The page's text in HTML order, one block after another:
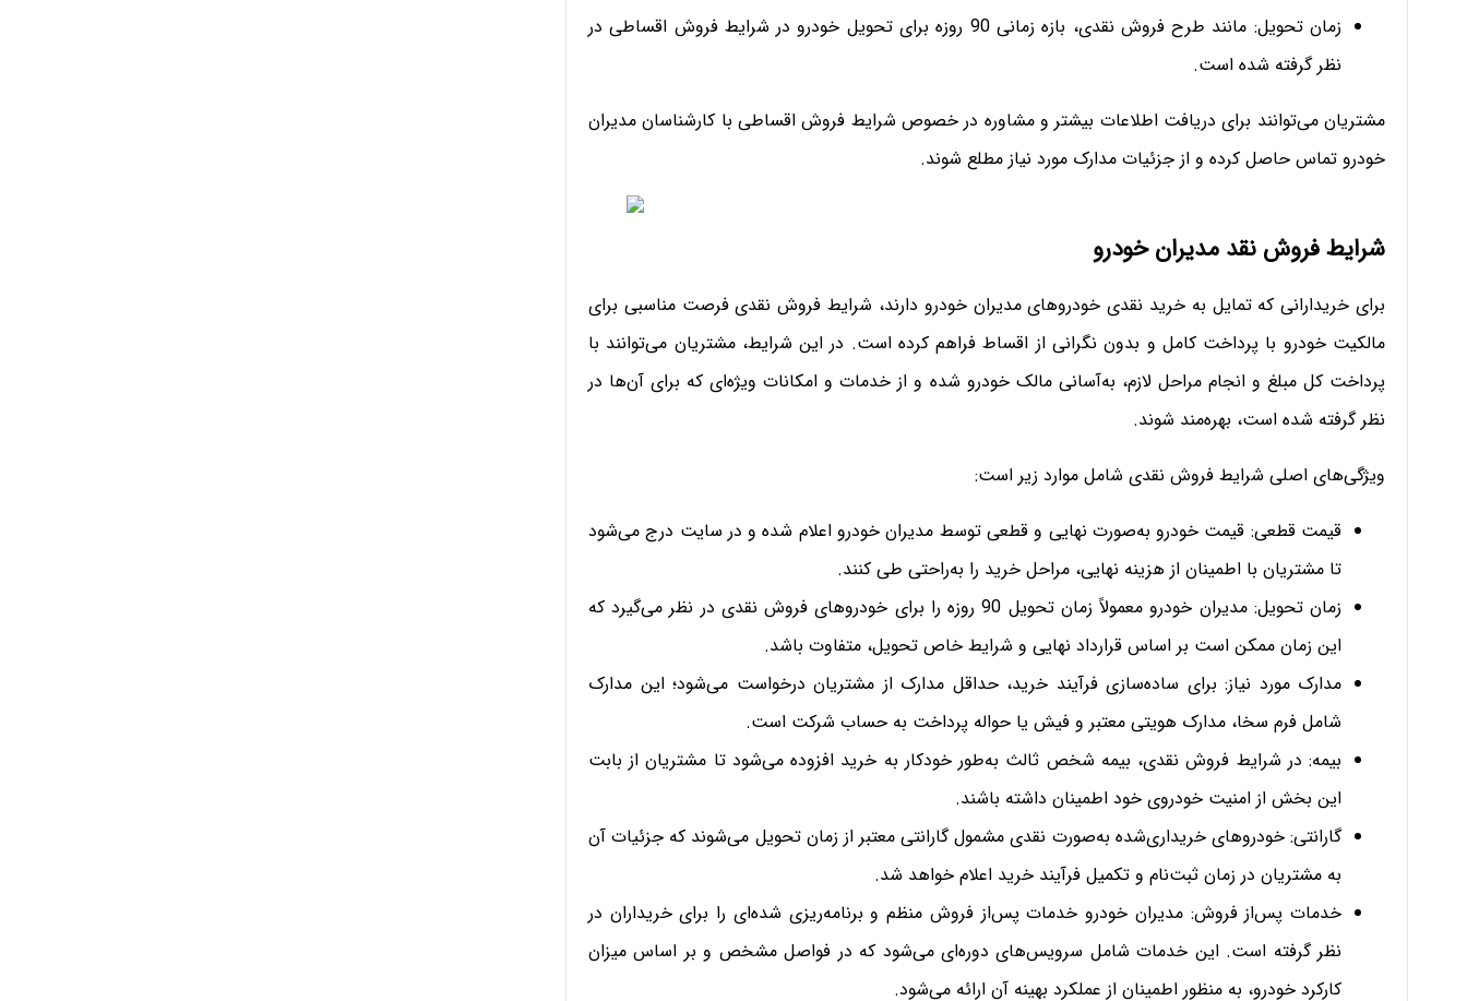
زمان تحویل: مانند طرح فروش نقدی، بازه زمانی 90 روزه برای تحویل خودرو در شرایط فروش اقساطی در
نظر گرفته شده است.
مشتریان می‌توانند برای دریافت اطلاعات بیشتر و مشاوره در خصوص شرایط فروش اقساطی با کارشناسان مدیران
خودرو تماس حاصل کرده و از جزئیات مدارک مورد نیاز مطلع شوند.
شرایط فروش نقد مدیران خودرو
برای خریدارانی که تمایل به خرید نقدی خودروهای مدیران خودرو دارند، شرایط فروش نقدی فرصت مناسبی برای
مالکیت خودرو با پرداخت کامل و بدون نگرانی از اقساط فراهم کرده است. در این شرایط، مشتریان می‌توانند با
پرداخت کل مبلغ و انجام مراحل لازم، به‌آسانی مالک خودرو شده و از خدمات و امکانات ویژه‌ای که برای آن‌ها در
نظر گرفته شده است، بهره‌مند شوند.
ویژگی‌های اصلی شرایط فروش نقدی شامل موارد زیر است:
قیمت قطعی: قیمت خودرو به‌صورت نهایی و قطعی توسط مدیران خودرو اعلام شده و در سایت درج می‌شود
تا مشتریان با اطمینان از هزینه نهایی، مراحل خرید را به‌راحتی طی کنند.
زمان تحویل: مدیران خودرو معمولاً زمان تحویل 90 روزه را برای خودروهای فروش نقدی در نظر می‌گیرد که
این زمان ممکن است بر اساس قرارداد نهایی و شرایط خاص تحویل، متفاوت باشد.
مدارک مورد نیاز: برای ساده‌سازی فرآیند خرید، حداقل مدارک از مشتریان درخواست می‌شود؛ این مدارک
شامل فرم سخا، مدارک هویتی معتبر و فیش یا حواله پرداخت به حساب شرکت است.
بیمه: در شرایط فروش نقدی، بیمه شخص ثالث به‌طور خودکار به خرید افزوده می‌شود تا مشتریان از بابت
این بخش از امنیت خودروی خود اطمینان داشته باشند.
گارانتی: خودروهای خریداری‌شده به‌صورت نقدی مشمول گارانتی معتبر از زمان تحویل می‌شوند که جزئیات آن
به مشتریان در زمان ثبت‌نام و تکمیل فرآیند خرید اعلام خواهد شد.
خدمات پس‌از فروش: مدیران خودرو خدمات پس‌از فروش منظم و برنامه‌ریزی شده‌ای را برای خریداران در
نظر گرفته است. این خدمات شامل سرویس‌های دوره‌ای می‌شود که در فواصل مشخص و بر اساس میزان
کارکرد خودرو، به منظور اطمینان از عملکرد بهینه آن ارائه می‌شود.